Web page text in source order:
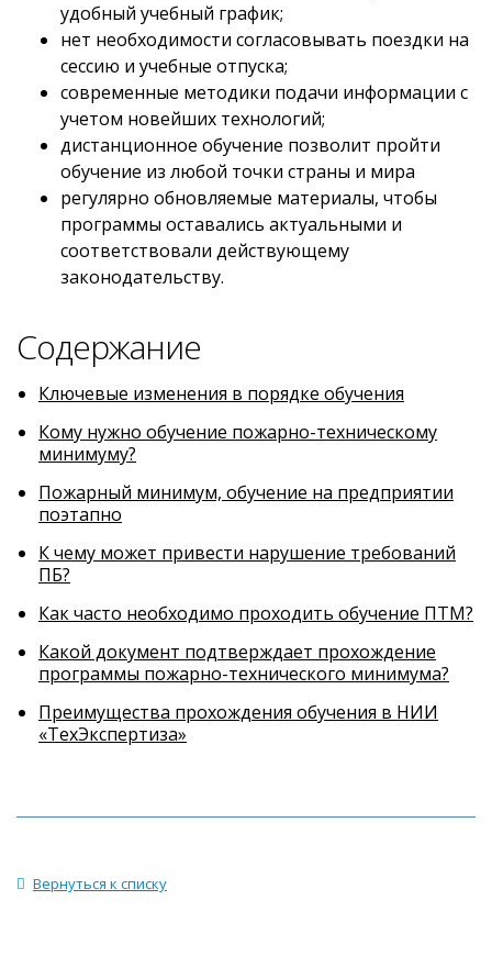
Содержание
Ключевые изменения в порядке обучения
Кому нужно обучение пожарно-техническому
минимуму?
Пожарный минимум, обучение на предприятии
поэтапно
К чему может привести нарушение требований
ПБ?
Как часто необходимо проходить обучение ПТМ?
Какой документ подтверждает прохождение
программы пожарно-технического минимума?
Преимущества прохождения обучения в НИИ
«ТехЭкспертиза»
удобный учебный график;
нет необходимости согласовывать поездки на
сессию и учебные отпуска;
современные методики подачи информации с
учетом новейших технологий;
дистанционное обучение позволит пройти
обучение из любой точки страны и мира
регулярно обновляемые материалы, чтобы
программы оставались актуальными и
соответствовали действующему
законодательству.
Вернуться к списку